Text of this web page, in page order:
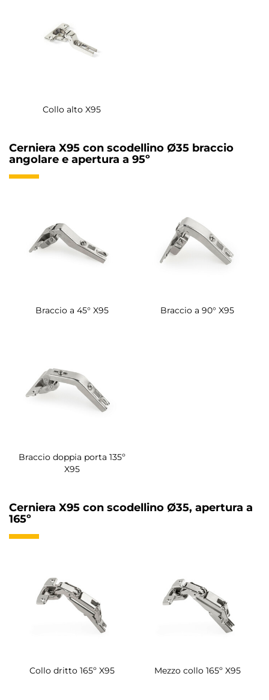
Collo alto X95
Cerniera X95 con scodellino Ø35 braccio
angolare e apertura a 95º
Braccio a 45° X95 Braccio a 90° X95
Braccio doppia porta 135º
X95
Cerniera X95 con scodellino Ø35, apertura a
165º
Collo dritto 165º X95 Mezzo collo 165º X95